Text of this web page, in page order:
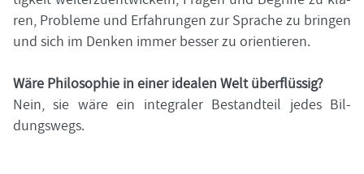
ren, Pro­ble­me und Er­fah­run­gen zur Spra­che zu brin­gen
und sich im Den­ken immer bes­ser zu ori­en­tie­ren.
Wäre Phi­lo­so­phie in einer idea­len Welt über­flüs­sig?
Nein, sie wäre ein in­te­gra­ler Be­stand­teil jedes Bil­
dungs­wegs.